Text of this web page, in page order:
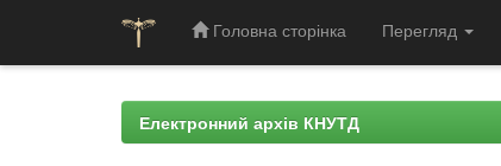
Головна сторінка Перегляд
Електронний архів КНУТД